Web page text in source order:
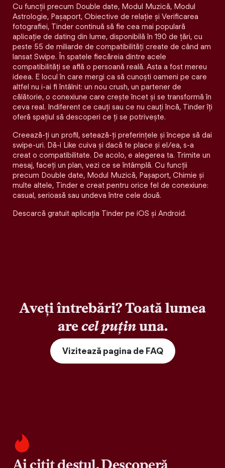
Cu funcții precum Double date, Modul Muzică, Modul
Astrologie, Pașaport, Obiective de relație și Verificarea
fotografiei, Tinder continuă să fie cea mai populară
aplicație de dating din lume, disponibilă în 190 de țări, cu
peste 55 de miliarde de compatibilități create de când am
lansat Swipe. În spatele fiecăreia dintre acele
compatibilităţi se află o persoană reală. Asta a fost mereu
ideea. E locul în care mergi ca să cunoști oameni pe care
altfel nu i-ai fi întâlnit: un nou crush, un partener de
călătorie, o conexiune care crește încet și se transformă în
ceva real. Indiferent ce cauți sau ce nu cauți încă, Tinder îți
oferă spațiul să descoperi ce ți se potrivește.
Creează-ți un profil, setează-ți preferințele și începe să dai
swipe-uri. Dă-i Like cuiva și dacă te place și el/ea, s-a
creat o compatibilitate. De acolo, e alegerea ta. Trimite un
mesaj, faceți un plan, vezi ce se întâmplă. Cu funcții
precum Double date, Modul Muzică, Pașaport, Chimie și
multe altele, Tinder e creat pentru orice fel de conexiune:
casual, serioasă sau undeva între cele două.
Descarcă gratuit aplicația Tinder pe iOS și Android.
Aveți întrebări? Toată lumea
arecel puținuna.
Vizitează pagina de FAQ
Ai citit destul. Descoperă